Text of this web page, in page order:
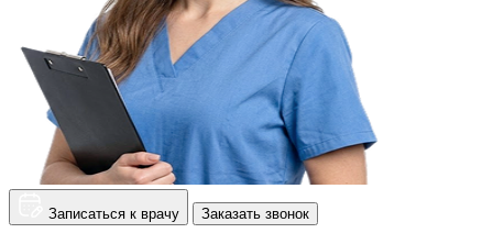
Записаться к врачу Заказать звонок